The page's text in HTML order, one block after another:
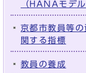
（HANAモデル
京都市教員等の
関する指標
教員の養成